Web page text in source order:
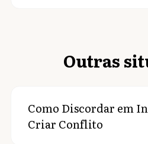
Outras
Como Discordar em
Criar Conflito